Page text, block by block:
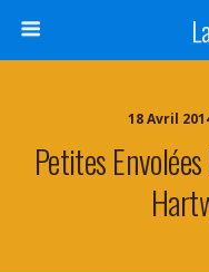
18 Avril
Petites